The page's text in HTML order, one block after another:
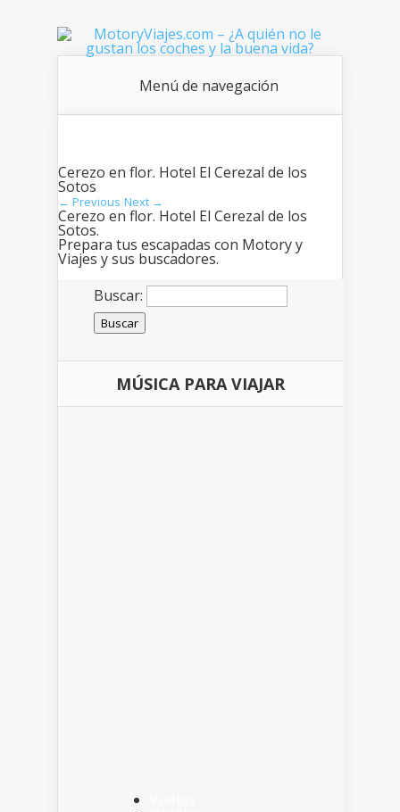
Menú de navegación
Cerezo en flor. Hotel El Cerezal de los
Sotos
← Previous Next →
Cerezo en flor. Hotel El Cerezal de los
Sotos.
Prepara tus escapadas con Motory y
Viajes y sus buscadores.
Buscar:
MÚSICA PARA VIAJAR